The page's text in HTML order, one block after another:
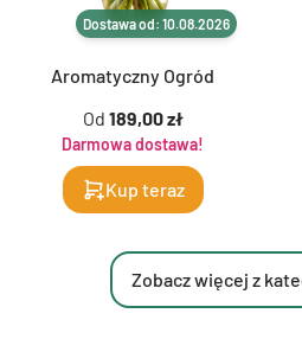
Dostawa od: 10.08.2026
Aromatyczny Ogród
Od 189,00 zł
Darmowa dostawa!
Kup teraz
Zobacz więcej z